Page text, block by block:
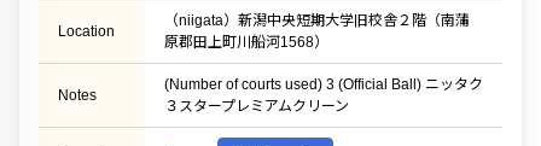
Location
（niigata）新潟中央短期大学旧校舎２階（南蒲
原郡田上町川船河1568）
Notes
(Number of courts used) 3 (Official Ball) ニッタク
３スタープレミアムクリーン